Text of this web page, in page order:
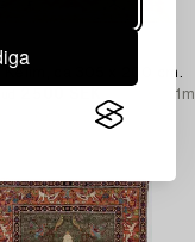
Kelim, ca 305 x 200 cm.
7 tim 41m
4 000 SEK